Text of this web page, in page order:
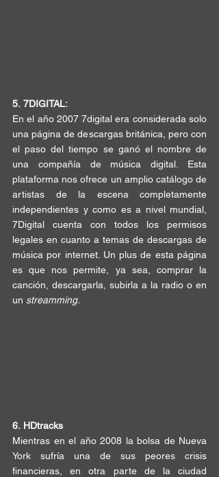
5. 7DIGITAL:
En el año 2007 7digital era considerada solo
una página de descargas británica, pero con
el paso del tiempo se ganó el nombre de
una compañía de música digital . Esta
plataforma nos ofrece un amplio catálogo de
artistas de la escena completamente
7Digital cuenta con todos los permisos
legales en cuanto a temas de descargas de
música por internet. Un plus de esta página
es que nos permite, ya sea, comprar la
canción, descargarla , subirla a la radio o en
un streamming.
6. HDtracks
Mientras en el año 2008 la bolsa de Nueva
York sufría una de sus peores crisis
financieras